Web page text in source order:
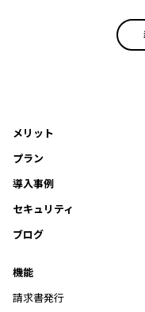
メリット
プラン
導入事例
セキュリティ
ブログ
機能
請求書発行